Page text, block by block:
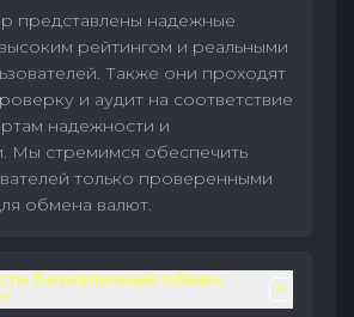
представлены надежные
рейтингом и реальными
Также они проходят
и аудит на соответствие
надежности и
Мы стремимся обеспечить
только проверенными
обмена валют.
безналичный обмен